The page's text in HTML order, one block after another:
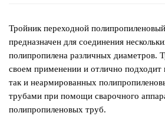
Тройник переходной
предназначен для соединения
полипропилена различных диаметров.
своем применении и отлично подходит
так и неармированных
трубами при помощи сварочного
полипропиленовых труб.